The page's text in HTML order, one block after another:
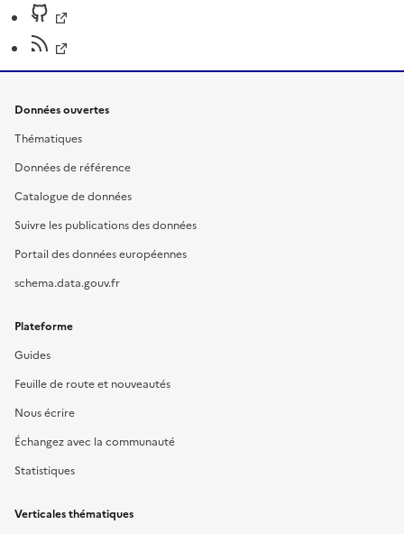
Données ouvertes
Thématiques
Données de référence
Catalogue de données
Suivre les publications des données
Portail des données européennes
schema.data.gouv.fr
Plateforme
Guides
Feuille de route et nouveautés
Nous écrire
Échangez avec la communauté
Statistiques
Verticales thématiques